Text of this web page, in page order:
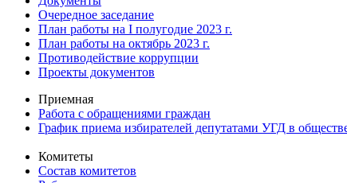
Очередное заседание
План работы на I полугодие 2023 г.
План работы на октябрь 2023 г.
Противодействие коррупции
Проекты документов
Приемная
Работа с обращениями граждан
График приема избирателей депутатами УГД в
Комитеты
Состав комитетов